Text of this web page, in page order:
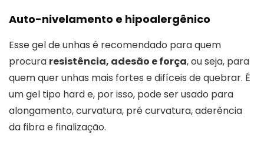
Auto-nivelamento e hipoalergênico
Esse gel de unhas é recomendado para quem
procura resistência, adesão e força, ou seja, para
quem quer unhas mais fortes e difíceis de quebrar. É
um gel tipo hard e, por isso, pode ser usado para
alongamento, curvatura, pré curvatura, aderência
da fibra e finalização.